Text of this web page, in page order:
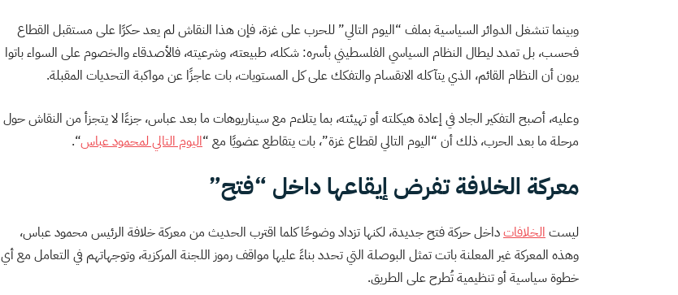
وبينما تنشغل الدوائر السياسية بملف “اليوم التالي” للحرب على غزة، فإن هذا النقاش لم يعد حكرًا على مستقبل القطاع
فحسب، بل تمدد ليطال النظام السياسي الفلسطيني بأسره: شكله، طبيعته، وشرعيته، فالأصدقاء والخصوم على السواء باتوا
يرون أن النظام القائم، الذي يتآكله الانقسام والتفكك على كل المستويات، بات عاجزًا عن مواكبة التحديات المقبلة.
وعليه، أصبح التفكير الجاد في إعادة هيكلته أو تهيئته، بما يتلاءم مع سيناريوهات ما بعد عباس، جزءًا لا يتجزأ من النقاش حول
مرحلة ما بعد الحرب، ذلك أن “اليوم التالي لقطاع غزة”، بات يتقاطع عضويًا مع “اليوم التالي لمحمود عباس“.
معركة الخلافة تفرض إيقاعها داخل “فتح”
ليست الخلافاتداخل حركة فتح جديدة، لكنها تزداد وضوحًا كلما اقترب الحديث من معركة خلافة الرئيس محمود عباس،
وهذه المعركة غير المعلنة باتت تمثل البوصلة التي تحدد بناءً عليها مواقف رموز اللجنة المركزية، وتوجهاتهم في التعامل مع أي
خطوة سياسية أو تنظيمية تُطرح على الطريق.